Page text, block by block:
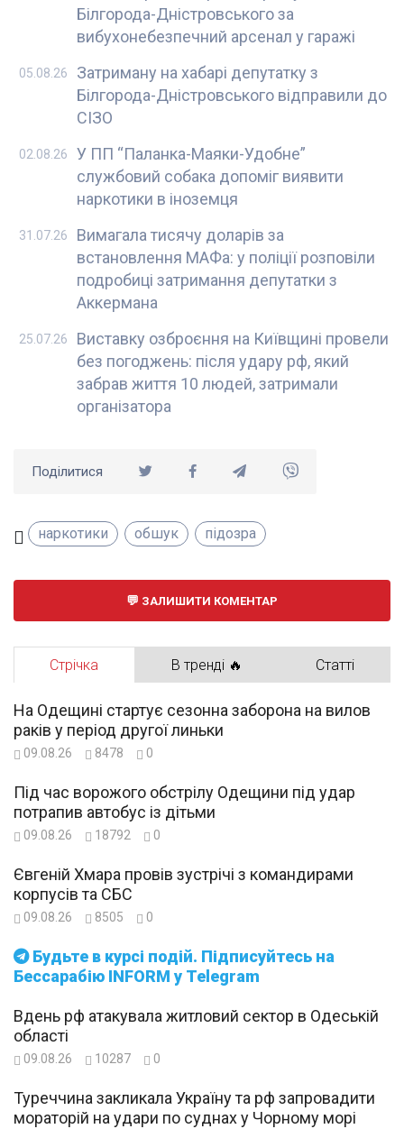
Білгорода-Дністровського за
вибухонебезпечний арсенал у гаражі
Затриману на хабарі депутатку з
Білгорода-Дністровського відправили до
СІЗО
05.08.26
У ПП “Паланка-Маяки-Удобне”
службовий собака допоміг виявити
наркотики в іноземця
02.08.26
Вимагала тисячу доларів за
встановлення МАФа: у поліції розповіли
подробиці затримання депутатки з
Аккермана
31.07.26
Виставку озброєння на Київщині провели
без погоджень: після удару рф, який
забрав життя 10 людей, затримали
організатора
25.07.26
Поділитися
наркотики обшук підозра
ЗАЛИШИТИ КОМЕНТАР
Стрічка В тренді 🔥 Статті
Будьте в курсі подій. Підписуйтесь на
Бессарабію INFORM у Telegram
На Одещині стартує сезонна заборона на вилов
раків у період другої линьки
09.08.26 8478 0
Під час ворожого обстрілу Одещини під удар
потрапив автобус із дітьми
09.08.26 18792 0
Євгеній Хмара провів зустрічі з командирами
корпусів та СБС
09.08.26 8505 0
Вдень рф атакувала житловий сектор в Одеській
області
09.08.26 10287 0
Туреччина закликала Україну та рф запровадити
мораторій на удари по суднах у Чорному морі